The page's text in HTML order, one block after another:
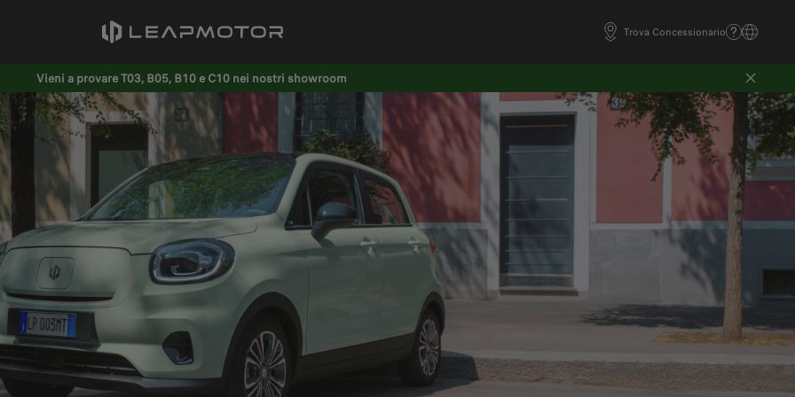
Trova Concessionario
Vieni a provare T03, B05, B10 e C10 nei nostri showroom